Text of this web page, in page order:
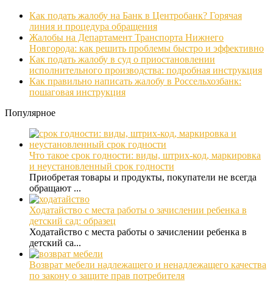
Как подать жалобу на Банк в Центробанк? Горячая
линия и процедура обращения
Жалобы на Департамент Транспорта Нижнего
Новгорода: как решить проблемы быстро и эффективно
Как подать жалобу в суд о приостановлении
исполнительного производства: подробная инструкция
Как правильно написать жалобу в Россельхозбанк:
пошаговая инструкция
Популярное
Что такое срок годности: виды, штрих-код, маркировка
и неустановленный срок годности
Приобретая товары и продукты, покупатели не всегда
обращают ...
Ходатайство с места работы о зачислении ребенка в
детский сад: образец
Ходатайство с места работы о зачислении ребенка в
детский са...
Возврат мебели надлежащего и ненадлежащего качества
по закону о защите прав потребителя